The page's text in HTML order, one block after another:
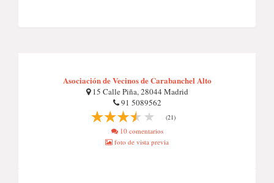
Asociación de Vecinos de Carabanchel Alto
15 Calle Piña, 28044 Madrid
91 5089562
(21)
10 comentarios
foto de vista previa